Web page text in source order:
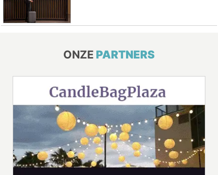
ONZE PARTNERS